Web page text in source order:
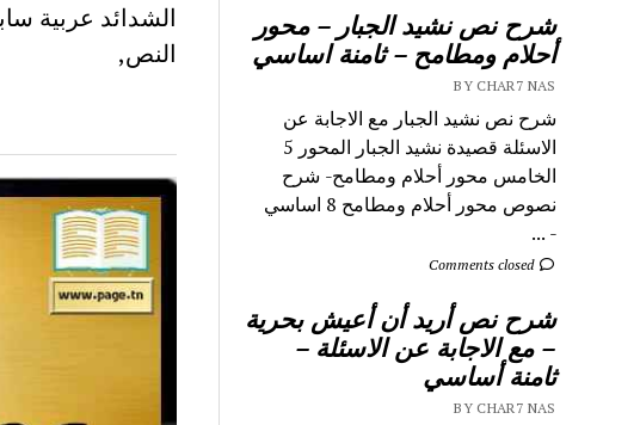
شرح نص نشيد الجبار – محور
أحلام ومطامح – ثامنة اساسي
BY CHAR7 NAS
شرح نص نشيد الجبار مع الاجابة عن
الاسئلة قصيدة نشيد الجبار المحور 5
الخامس محور أحلام ومطامح- شرح
نصوص محور أحلام ومطامح 8 اساسي
- ...
Comments closed
شرح نص أريد أن أعيش بحرية
– مع الاجابة عن الاسئلة –
ثامنة أساسي
BY CHAR7 NAS
الشدائد عربية
النص,